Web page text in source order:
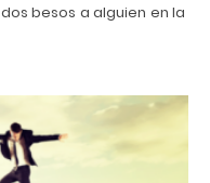
besos a alguien en la